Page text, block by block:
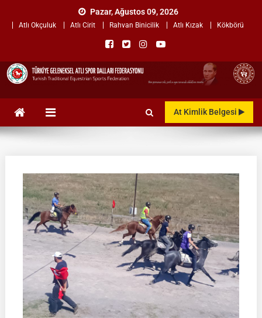
Pazar, Ağustos 09, 2026
Atlı Okçuluk Atlı Cirit Rahvan Binicilik Atlı Kızak Kökbörü
TÜRKİYE GELENEKSEL ATLI
SPOR DALLARIAt Kimlik Belgesi